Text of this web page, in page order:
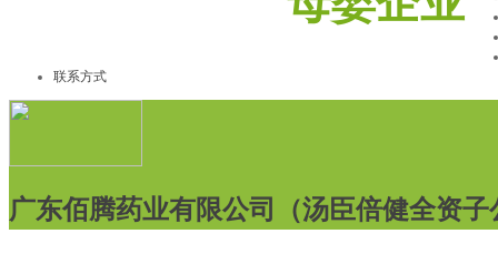
联系方式
广东佰腾药业有限公司（汤臣倍健全资子